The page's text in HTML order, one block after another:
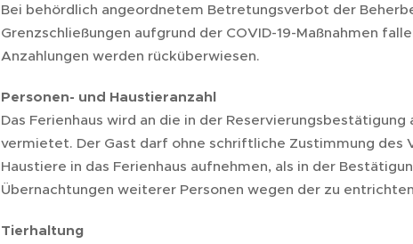
Bei behördlich angeordnetem Betretungsverbot der
Grenzschließungen aufgrund der COVID-19-Maßnahmen
Anzahlungen werden rücküberwiesen.
Personen- und Haustieranzahl
Das Ferienhaus wird an die in der
vermietet. Der Gast darf ohne schriftliche Zustimmung des
Haustiere in das Ferienhaus aufnehmen, als in der
Übernachtungen weiterer Personen wegen der zu
Tierhaltung